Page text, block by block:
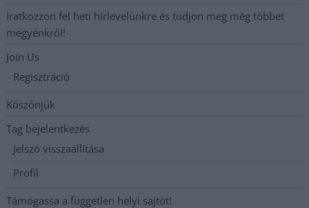
Iratkozzon fel heti hírlevelünkre és tudjon meg még többet
megyénkről!
Join Us
Regisztráció
Köszönjük
Tag bejelentkezés
Jelszó visszaállítása
Profil
Támogassa a független helyi sajtót!